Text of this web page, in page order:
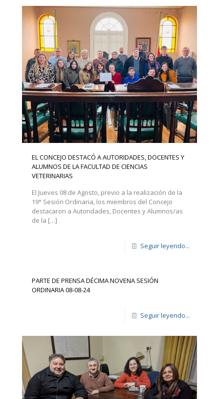
EL CONCEJO DESTACÓ A AUTORIDADES, DOCENTES Y
ALUMNOS DE LA FACULTAD DE CIENCIAS
VETERINARIAS
El Jueves 08 de Agosto, previo a la realización de la
19° Sesión Ordinaria, los miembros del Concejo
destacaron a Autoridades, Docentes y Alumnos/as
de la […]
Seguir leyendo...
PARTE DE PRENSA DÉCIMA NOVENA SESIÓN
ORDINARIA 08-08-24
Seguir leyendo...